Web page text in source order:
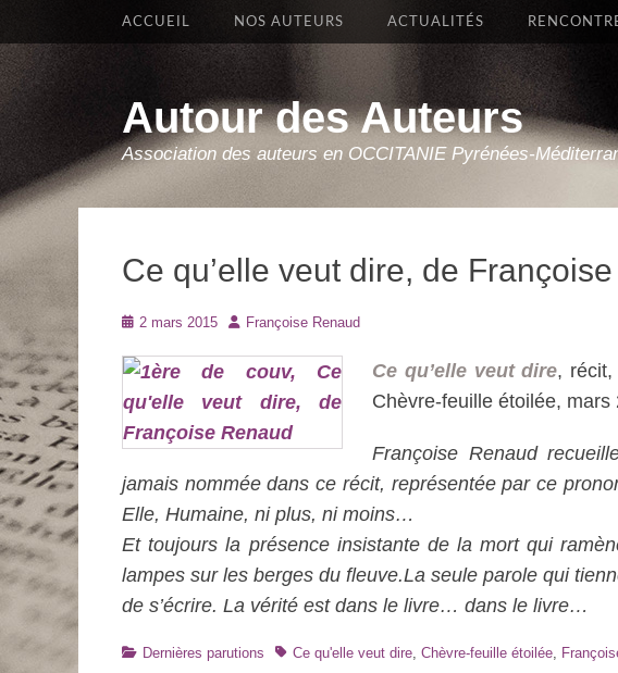
Autour des Auteurs
Association des auteurs en OCCITANIE Pyrénées-
Premier Menu
Aller
ACCUEIL NOS AUTEURS ACTUALITÉS
Ce qu’elle veut dire, de
Posté2 mars 2015 AuteurFrançoise Renaud
Ce qu’elle veut dire, récit,
Chèvre-feuille étoilée, mars
Françoise Renaud
jamais nommée dans ce récit, représentée par ce
Elle, Humaine, ni plus, ni moins…
Et toujours la présence insistante de la mort qui
lampes sur les berges du fleuve.La seule parole qui
de s’écrire. La vérité est dans le livre… dans le livre…
Catégories
Dernières parutions TagsCe qu'elle veut dire, Chèvre-feuille étoilée,